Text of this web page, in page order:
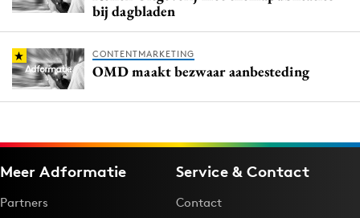
bij dagbladen
CONTENTMARKETING
OMD maakt bezwaar aanbesteding
Meer Adformatie
Partners
Service & Contact
Contact